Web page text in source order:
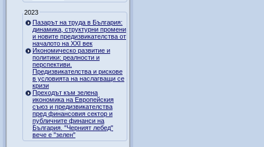
2023
Пазарът на труда в България:
динамика, структурни промени
и новите предизвикателства от
началото на XXI век
Икономическо развитие и
политики: реалности и
перспективи.
Предизвикателства и рискове
в условията на наслагващи се
кризи
Преходът към зелена
икономика на Европейския
съюз и предизвикателства
пред финансовия сектор и
публичните финанси на
България. "Черният лебед"
вече е "зелен"